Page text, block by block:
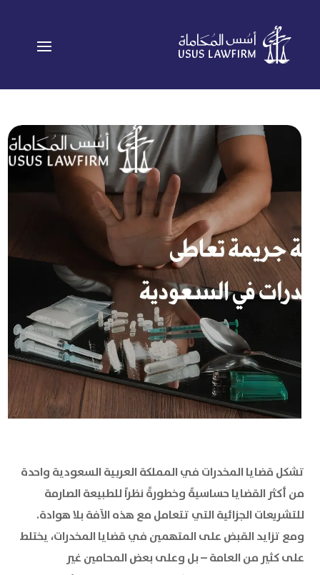
تشكل قضايا المخدرات في المملكة العربية السعودية واحدة
من أكثر القضايا حساسيةً وخطورةً نظراً للطبيعة الصارمة
للتشريعات الجزائية التي تتعامل مع هذه الآفة بلا هوادة.
ومع تزايد القبض على المتهمين في قضايا المخدرات، يختلط
على كثير من العامة – بل وعلى بعض المحامين غير